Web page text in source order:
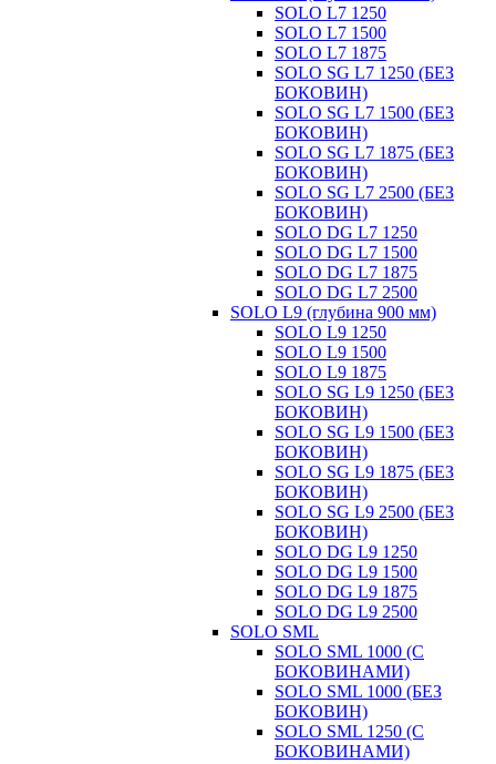
SOLO L7 1250
SOLO L7 1500
SOLO L7 1875
SOLO SG L7 1250 (БЕЗ
БОКОВИН)
SOLO SG L7 1500 (БЕЗ
БОКОВИН)
SOLO SG L7 1875 (БЕЗ
БОКОВИН)
SOLO SG L7 2500 (БЕЗ
БОКОВИН)
SOLO DG L7 1250
SOLO DG L7 1500
SOLO DG L7 1875
SOLO DG L7 2500
SOLO L9 (глубина 900 мм)
SOLO L9 1250
SOLO L9 1500
SOLO L9 1875
SOLO SG L9 1250 (БЕЗ
БОКОВИН)
SOLO SG L9 1500 (БЕЗ
БОКОВИН)
SOLO SG L9 1875 (БЕЗ
БОКОВИН)
SOLO SG L9 2500 (БЕЗ
БОКОВИН)
SOLO DG L9 1250
SOLO DG L9 1500
SOLO DG L9 1875
SOLO DG L9 2500
SOLO SML
SOLO SML 1000 (С
БОКОВИНАМИ)
SOLO SML 1000 (БЕЗ
БОКОВИН)
SOLO SML 1250 (С
БОКОВИНАМИ)